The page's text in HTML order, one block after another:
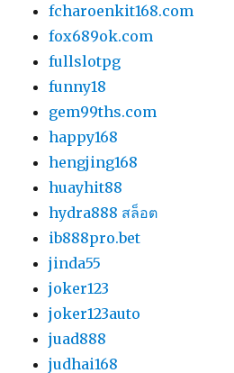
fcharoenkit168.com
fox689ok.com
fullslotpg
funny18
gem99ths.com
happy168
hengjing168
huayhit88
hydra888 สล็อต
ib888pro.bet
jinda55
joker123
joker123auto
juad888
judhai168